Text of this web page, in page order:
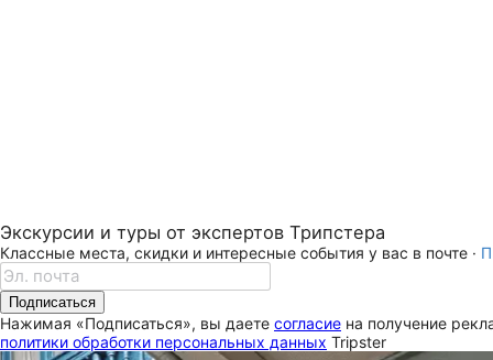
Экскурсии и туры от экспертов Трипстера
Классные места, скидки и интересные события у вас в почте ·
Подписаться
Нажимая «Подписаться», вы даете согласие на получение
политики обработки персональных данных Tripster